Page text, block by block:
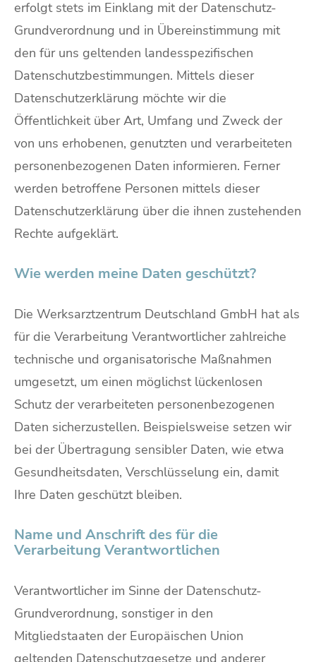
erfolgt stets im Einklang mit der Datenschutz-
Grundverordnung und in Übereinstimmung mit
den für uns geltenden landesspezifischen
Datenschutzbestimmungen. Mittels dieser
Datenschutzerklärung möchte wir die
Öffentlichkeit über Art, Umfang und Zweck der
von uns erhobenen, genutzten und verarbeiteten
personenbezogenen Daten informieren. Ferner
werden betroffene Personen mittels dieser
Datenschutzerklärung über die ihnen zustehenden
Rechte aufgeklärt.
Wie werden meine Daten geschützt?
Die Werksarztzentrum Deutschland GmbH hat als
für die Verarbeitung Verantwortlicher zahlreiche
technische und organisatorische Maßnahmen
umgesetzt, um einen möglichst lückenlosen
Schutz der verarbeiteten personenbezogenen
Daten sicherzustellen. Beispielsweise setzen wir
bei der Übertragung sensibler Daten, wie etwa
Gesundheitsdaten, Verschlüsselung ein, damit
Ihre Daten geschützt bleiben.
Name und Anschrift des für die
Verarbeitung Verantwortlichen
Verantwortlicher im Sinne der Datenschutz-
Grundverordnung, sonstiger in den
Mitgliedstaaten der Europäischen Union
geltenden Datenschutzgesetze und anderer